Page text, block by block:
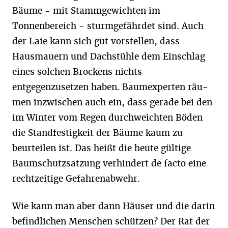
Bäume - mit Stammgewichten im
Tonnenbereich - sturmgefährdet sind. Auch
der Laie kann sich gut vorstellen, dass
Hausmauern und Dachstühle dem Ein­schlag
eines solchen Brockens nichts
entgegenzusetzen haben. Baumexperten räu­
men inzwischen auch ein, dass gerade bei den
im Winter vom Regen durch­weichten Bö­den
die Standfestigkeit der Bäume kaum zu
beurteilen ist. Das heißt die heute gültige
Baumschutzsatzung verhindert de facto eine
rechtzeitige Gefahrenabwehr.
Wie kann man aber dann Häuser und die darin
befindlichen Menschen schützen? Der Rat der